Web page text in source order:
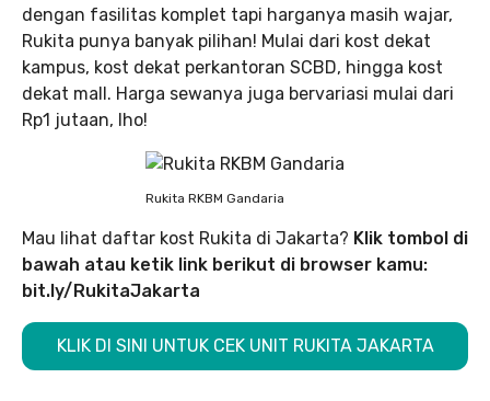
dengan fasilitas komplet tapi harganya masih wajar,
Rukita punya banyak pilihan! Mulai dari kost dekat
kampus, kost dekat perkantoran SCBD, hingga kost
dekat mall. Harga sewanya juga bervariasi mulai dari
Rp1 jutaan, lho!
Rukita RKBM Gandaria
Mau lihat daftar kost Rukita di Jakarta? Klik tombol di
bawah atau ketik link berikut di browser kamu:
bit.ly/RukitaJakarta
KLIK DI SINI UNTUK CEK UNIT RUKITA JAKARTA